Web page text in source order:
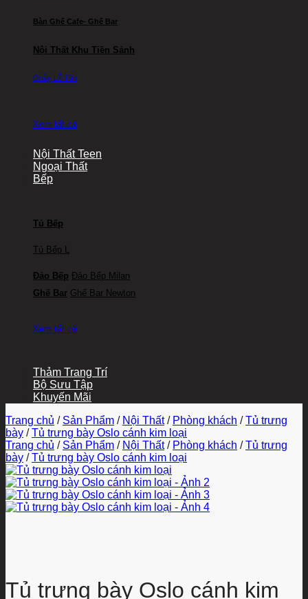
Bàn Ghế Cafe- Ghế Bar
Nội Thất Khu Tiền Sảnh
Quầy Lễ Tân
Xem tất cả
Nội Thất Teen
Ngoại Thất
Bếp
Tủ Bếp
Tủ Bếp L
Đảo Bếp Đảo Bếp Milan
Ghế Bar Ghế Bar Newton
Xem tất cả
Thảm Trang Trí
Bộ Sưu Tập
Khuyến Mãi
Trang chủ / Sản Phẩm / Nội Thất / Phòng khách /Tủ trưng
bày /Tủ trưng bày Oslo cánh kim loại
Trang chủ / Sản Phẩm / Nội Thất / Phòng khách /Tủ trưng
bày /Tủ trưng bày Oslo cánh kim loại
Tủ trưng bày Oslo cánh kim